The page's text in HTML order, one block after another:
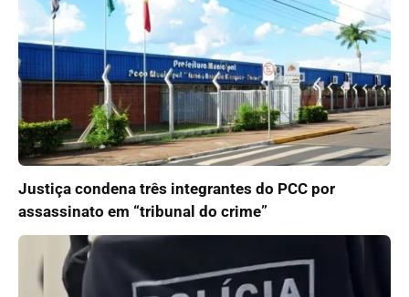
Justiça condena três integrantes do PCC por
assassinato em “tribunal do crime”